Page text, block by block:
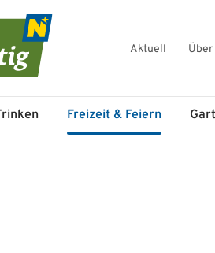
Aktuell Über
überspringenFreizeit & Feiern